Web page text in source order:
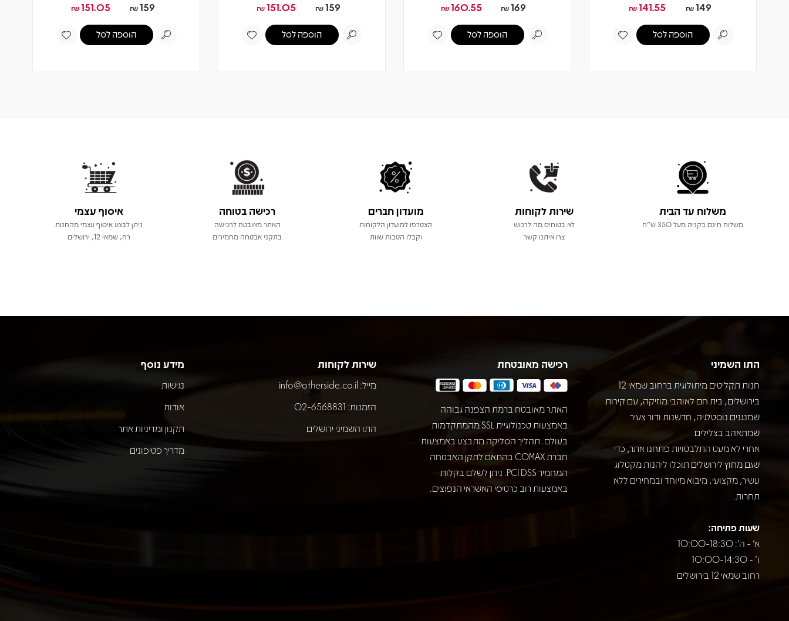
149
₪
141.55
₪
הוספה לסל
169
₪
160.55
₪
הוספה לסל
159
₪
151.05
₪
הוספה לסל
159
₪
151.05
₪
הוספה לסל
משלוח עד הבית
משלוח חינם בקניה מעל 350 ש"ח
שירות לקוחות
לא בטוחים מה לרכוש
צרו איתנו קשר
מועדון חברים
הצטרפו למועדון הלקוחות
וקבלו הטבות שוות
רכישה בטוחה
האתר מאובטח לרכישה
בתקני אבטחה מחמירים
איסוף עצמי
ניתן לבצע איסוף עצמי מהחנות
רח, שמאי 12, ירושלים
התו השמיני
חנות תקליטים מיתולוגית ברחוב שמאי 12
בירושלים, בית חם לאוהבי מוזיקה, עם קירות
שמנגנים נוסטלגיה, חדשנות ודור צעיר
שמתאהב בצלילים.
אחרי לא מעט התלבטויות פתחנו אתר, כדי
שגם מחוץ לירושלים תוכלו ליהנות מקטלוג
עשיר, מקצועי, מיבוא מיוחד ובמחירים ללא
תחרות.
שעות פתיחה:
א' - ה': 10:00-18:30
ו' - 10:00-14:30
רחוב שמאי 12 בירושלים
רכישה מאובטחת
האתר מאובטח ברמת הצפנה גבוהה
באמצעות טכנולוגיית SSL מהמתקדמות
בעולם. תהליך הסליקה מתבצע באמצעות
חברת COMAX בהתאם לתקן האבטחה
המחמיר PCI DSS. ניתן לשלם בקלות
באמצעות רוב כרטיסי האשראי הנפוצים.
שירות לקוחות
מייל: info@otherside.co.il
הזמנות: 02-6568831
התו השמיני ירושלים
מידע נוסף
נגישות
אודות
תקנון ומדיניות אתר
מדריך פטיפונים